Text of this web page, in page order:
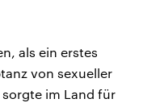
als ein erstes
von sexueller
im Land für